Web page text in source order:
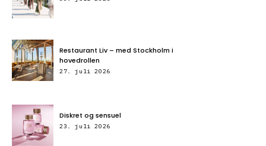
Restaurant Liv – med Stockholm i
hovedrollen
27. juli 2026
Diskret og sensuel
23. juli 2026